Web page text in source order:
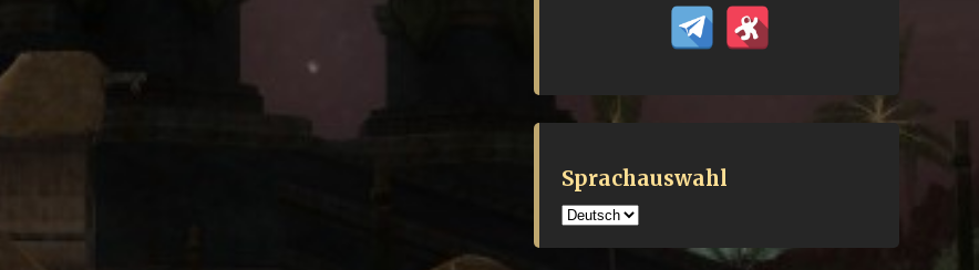
Sprachauswahl
Sprachauswahl